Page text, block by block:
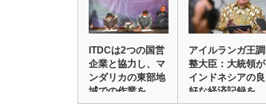
ITDCは2つの国営
企業と協力し、マ
ンダリカの東部地
域での作業を…
アイルランガ王調
整大臣：大統領が
インドネシアの良
好な経済記録を
I…